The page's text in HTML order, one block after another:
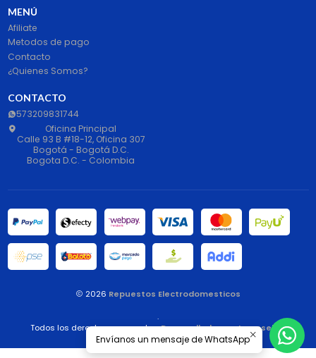
MENÚ
Afiliate
Metodos de pago
Contacto
¿Quienes Somos?
CONTACTO
573209831744
Oficina Principal
Calle 93 B #18-12, Oficina 307
Bogotá - Bogotá D.C.
Bogota D.C. - Colombia
2026 Repuestos Electrodomesticos
.
Todos los derechos reservados.Desarrollado por Jumpseller.
Envíanos un mensaje de WhatsApp